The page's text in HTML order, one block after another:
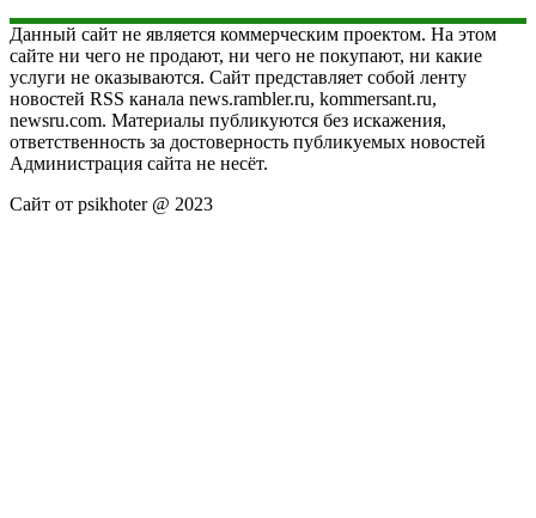
Данный сайт не является коммерческим проектом. На этом
сайте ни чего не продают, ни чего не покупают, ни какие
услуги не оказываются. Сайт представляет собой ленту
новостей RSS канала news.rambler.ru, kommersant.ru,
newsru.com. Материалы публикуются без искажения,
ответственность за достоверность публикуемых новостей
Администрация сайта не несёт.
Сайт от psikhoter @ 2023